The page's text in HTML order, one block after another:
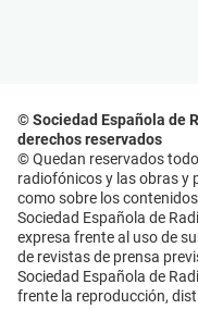
© Sociedad Española de
derechos reservados
© Quedan reservados
radiofónicos y las obras y
como sobre los
Sociedad Española de
expresa frente al uso de
de revistas de prensa
Sociedad Española de
frente la reproducción,